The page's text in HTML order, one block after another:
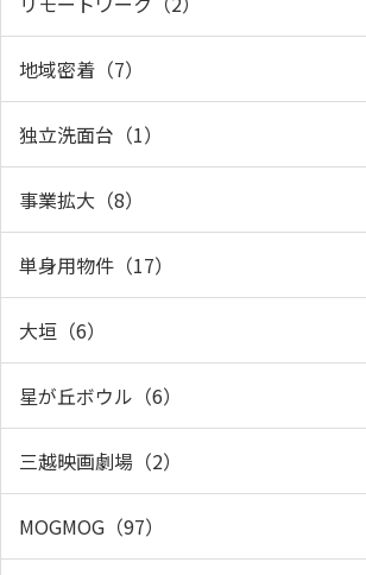
地域密着（7）
独立洗面台（1）
事業拡大（8）
単身用物件（17）
大垣（6）
星が丘ボウル（6）
三越映画劇場（2）
MOGMOG（97）